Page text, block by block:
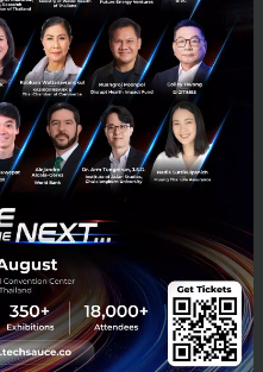
Zero
นรู้เป็นเรื่องสนุก
การเล่นเกมคือหัวใจหลัก
รียนรู้เรื่องเทคโนโลยีจาก
มากไปกว่านั้นคือความเป็น
ป็นสิ่งสำคัญต่อการเรียนรู้
ารถออกแบบหรือดัดแปลง
ตามแบบที่เราต้องการ